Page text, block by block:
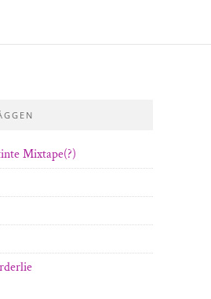
Mixtape(?)